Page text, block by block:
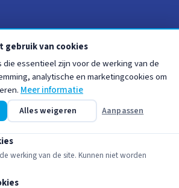
gebruik van cookies
die essentieel zijn voor de werking van de
analytische en marketingcookies om
Meer informatie
Alles weigeren Aanpassen
werking van de site. Kunnen niet worden